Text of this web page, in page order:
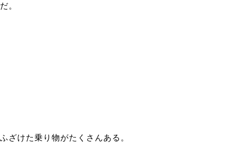
だ。
ふざけた乗り物がたくさんある。